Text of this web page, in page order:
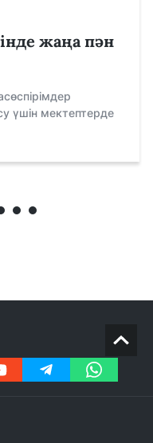
жаңа пән
үшін мектептерде